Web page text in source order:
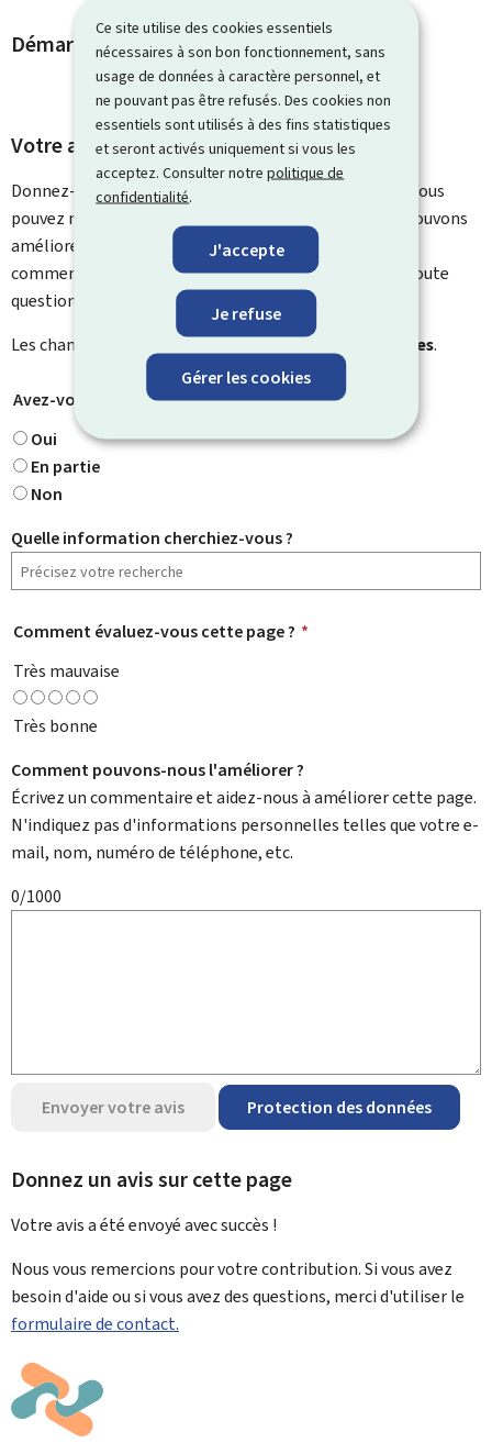
Ce site utilise des cookies essentiels
nécessaires à son bon fonctionnement, sans
usage de données à caractère personnel, et
ne pouvant pas être refusés. Des cookies non
essentiels sont utilisés à des fins statistiques
et seront activés uniquement si vous les
acceptez. Consulter notrepolitique de
confidentialité.
J'accepte
Je refuse
Gérer les cookies
Démarches et liens associés
Votre avis nous intéresse
Donnez-nous votre avis sur le contenu de cette page. Vous
pouvez nous laisser un commentaire sur ce que nous pouvons
améliorer. Vous ne recevrez pas de réponse à votre
commentaire. Utilisez le formulaire de contact pour toute
question particulière.
Les champs marqués d’une étoile ( * ) sont obligatoires.
Avez-vous trouvé ce que vous cherchiez ? *
Oui
En partie
Non
Quelle information cherchiez-vous ?
Comment évaluez-vous cette page ? *
Très mauvaise
Très bonne
Comment pouvons-nous l'améliorer ?
Écrivez un commentaire et aidez-nous à améliorer cette page.
N'indiquez pas d'informations personnelles telles que votre e-
mail, nom, numéro de téléphone, etc.
0/1000
Envoyer votre avis Protection des données
Donnez un avis sur cette page
Votre avis a été envoyé avecsuccès !
Nous vous remercions pour votre contribution. Si vous avez
besoin d'aide ou si vous avez des questions, merci d'utiliser le
formulaire de contact.